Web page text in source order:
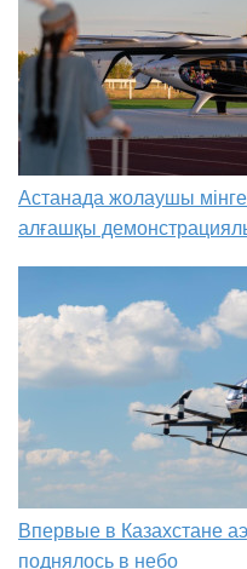
Астанада жолаушы
алғашқы
Впервые в Казахстане
поднялось в небо